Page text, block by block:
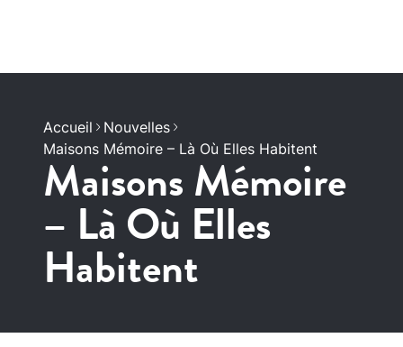
Accueil
Nouvelles
Maisons Mémoire – Là Où Elles Habitent
Maisons Mémoire
– Là Où Elles
Habitent